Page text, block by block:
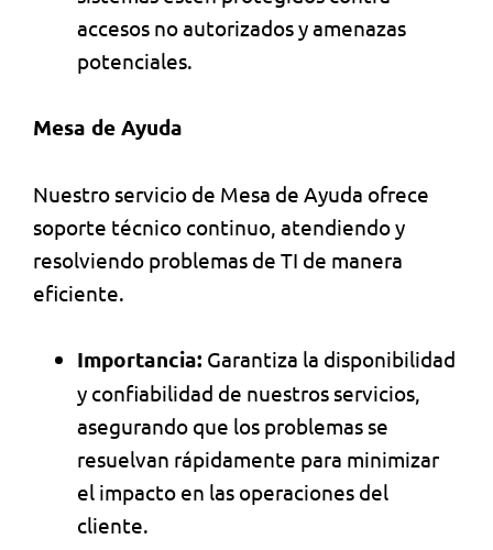
accesos no autorizados y amenazas
potenciales.
Mesa de Ayuda
Nuestro servicio de Mesa de Ayuda ofrece
soporte técnico continuo, atendiendo y
resolviendo problemas de TI de manera
eficiente.
Importancia: Garantiza la disponibilidad
y confiabilidad de nuestros servicios,
asegurando que los problemas se
resuelvan rápidamente para minimizar
el impacto en las operaciones del
cliente.